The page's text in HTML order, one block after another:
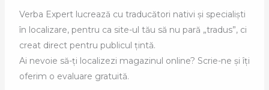
Verba Expert lucrează cu traducători nativi și specialiști
în localizare, pentru ca site-ul tău să nu pară „tradus”, ci
creat direct pentru publicul țintă.
Ai nevoie să-ți localizezi magazinul online? Scrie-ne și îți
oferim o evaluare gratuită.